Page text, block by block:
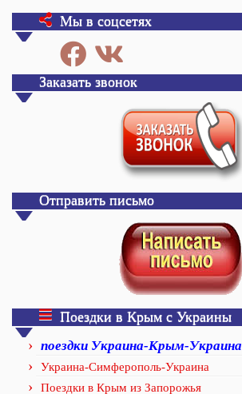
Мы в соцсетях
Заказать звонок
Отправить письмо
Поездки в Крым с Украины
поездки Украина-Крым-Украина
Украина-Симферополь-Украина
Поездки в Крым из Запорожья